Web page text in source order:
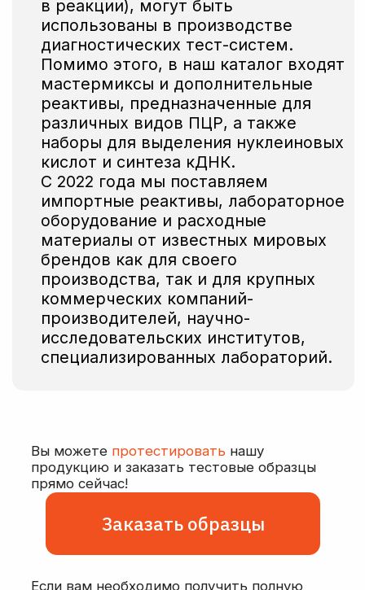
Заказать образцы
Если вам необходимо получить полную
информацию о ценах на продукцию,
то вы можете сделать это, нажав на кнопку
Смотреть прайс
Собственные площади
для производства,
новейшее
оборудование
подготовка
к лиофилизации
Безопасная и оперативная
по всей России